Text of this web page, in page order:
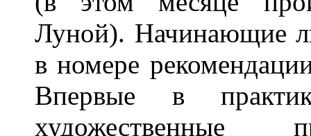
Луной). Начинающие
в номере
Впервые в
художественные